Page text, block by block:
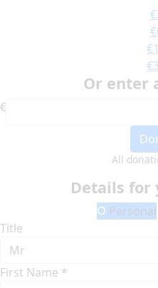
Or enter
€
All
Details for
Personal
Title
Mr
First Name *